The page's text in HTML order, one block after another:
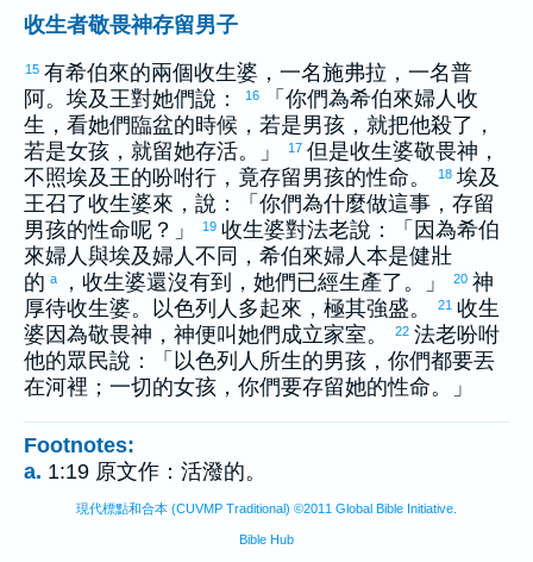
收生者敬畏神存留男子
15 有希伯來的兩個收生婆，一名施弗拉 ，一名普
阿。 埃及 王對她們說： 16 「你們為希伯來婦人收
生，看她們臨盆的時候，若是男孩，就把他殺了，
若是女孩，就留她存活。」
17 但是收生婆敬畏神，
不照埃及 王的吩咐行，竟存留男孩的性命。 18 埃及
王召了收生婆來，說：「你們為什麼做這事，存留
男孩的性命呢？」
19 收生婆對法老說：「因為希伯
來婦人與埃及婦人不同， 希伯來婦人本是健壯
的 a ，收生婆還沒有到，她們已經生產了。」 20 神
厚待收生婆。
以色列 人多起來，極其強盛。 21 收生
婆因為敬畏神，神便叫她們成立家室。
22 法老吩咐
他的眾民說：「 以色列 人所生的男孩，你們都要丟
在河裡；一切的女孩，你們要存留她的性命。」
Footnotes:
a. 1:19 原文作：活潑的。
現代標點和合本 (CUVMP Traditional) ©2011 Global Bible Initiative.
Bible Hub